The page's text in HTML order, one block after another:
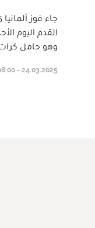
القدم اليوم
وهو حامل
24.03.2025 - 08:00